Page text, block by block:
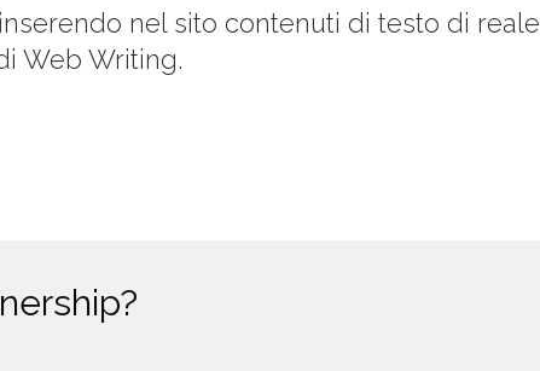
nel sito contenuti di testo di reale
Web Writing.